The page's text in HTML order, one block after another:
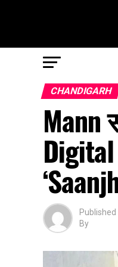
CHANDIGARH
Mann
Published
By